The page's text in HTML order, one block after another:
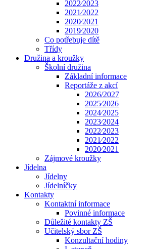
2022⁄2023
2021⁄2022
2020⁄2021
2019⁄2020
Co potřebuje dítě
Třídy
Družina a kroužky
Školní družina
Základní informace
Reportáže z akcí
2026/2027
2025⁄2026
2024⁄2025
2023⁄2024
2022⁄2023
2021⁄2022
2020⁄2021
Zájmové kroužky
Jídelna
Jídelny
Jídelníčky
Kontakty
Kontaktní informace
Povinné informace
Důležité kontakty ZŠ
Učitelský sbor ZŠ
Konzultační hodiny